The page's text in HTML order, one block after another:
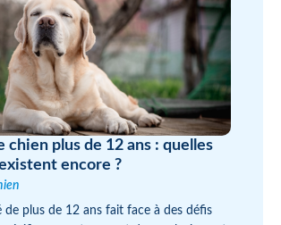
chien plus de 12 ans : quelles
encore ?
de plus de 12 ans fait face à des défis